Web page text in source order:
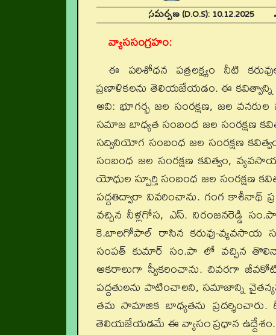
సమర్పణ (D.O.S):10.12.2025
వ్యాససంగ్రహం:
ఈ పరిశోధన పత్రలక్ష్యం నీటి
ప్రణాళికలను తెలియజేయడం. ఈ కవిత్వాన్ని
అవి: భూగర్భ జల సంరక్షణ, జల
సమాజ బాధ్యత సంబంధ జల సంరక్షణ
సద్వినియోగ సంబంధ జల సంరక్షణ
సంబంధ జల సంరక్షణ కవిత్వం,
యోధుల స్పూర్తి సంబంధ జల సంరక్షణ
పద్దతిద్వారా వివరించాను. గంగ
వచ్చిన నీళ్లగోస, ఎస్. నిరంజనరెడ్డి
కె.బాలగోపాల్ రాసిన కరువు-వ్యవసాయ
సంపత్ కుమార్ సం.పా లో వచ్చిన
ఆకరాలుగా స్వీకరించాను. చివరగా
పద్దతులను పాటించాలని, సమాజాన్ని
తమ సామాజిక బాధ్యతను ప్రదర్శించారు.
తెలియజేయడమే ఈ వ్యాస౦ ప్రధాన ఉద్దేశం.